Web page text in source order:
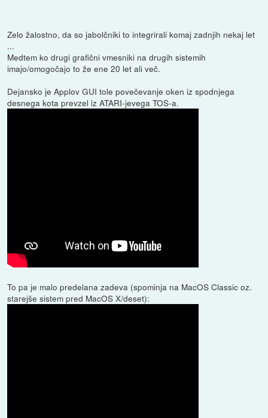
Zelo žalostno, da so jabolčniki to integrirali komaj zadnjih nekaj let
...
Medtem ko drugi grafični vmesniki na drugih sistemih
imajo/omogočajo to že ene 20 let ali več.
Dejansko je Applov GUI tole povečevanje oken iz spodnjega
desnega kota prevzel iz ATARI-jevega TOS-a.
To pa je malo predelana zadeva (spominja na MacOS Classic oz.
starejše sistem pred MacOS X/deset):